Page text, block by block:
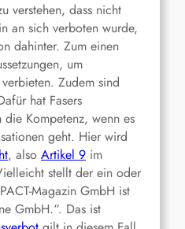
verstehen, dass nicht
an sich verboten wurde,
dahinter. Zum einen
um
Zudem sind
hat Fasers
die Kompetenz, wenn es
geht. Hier wird
, also Artikel 9 im
stellt der ein oder
Magazin GmbH ist
GmbH.“. Das ist